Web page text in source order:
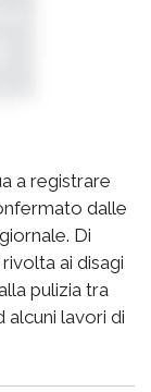
a registrare
dalle
Di
ai disagi
pulizia tra
alcuni lavori di